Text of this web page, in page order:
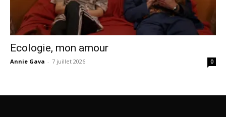
Ecologie, mon amour
Annie Gava - 7 juillet 2026 0